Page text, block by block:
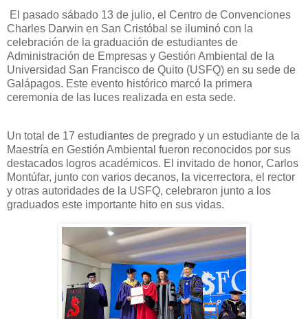
El pasado sábado 13 de julio, el Centro de Convenciones
Charles Darwin en San Cristóbal se iluminó con la
celebración de la graduación de estudiantes de
Administración de Empresas y Gestión Ambiental de la
Universidad San Francisco de Quito (USFQ) en su sede de
Galápagos. Este evento histórico marcó la primera
ceremonia de las luces realizada en esta sede.
Un total de 17 estudiantes de pregrado y un estudiante de la
Maestría en Gestión Ambiental fueron reconocidos por sus
destacados logros académicos. El invitado de honor, Carlos
Montúfar, junto con varios decanos, la vicerrectora, el rector
y otras autoridades de la USFQ, celebraron junto a los
graduados este importante hito en sus vidas.